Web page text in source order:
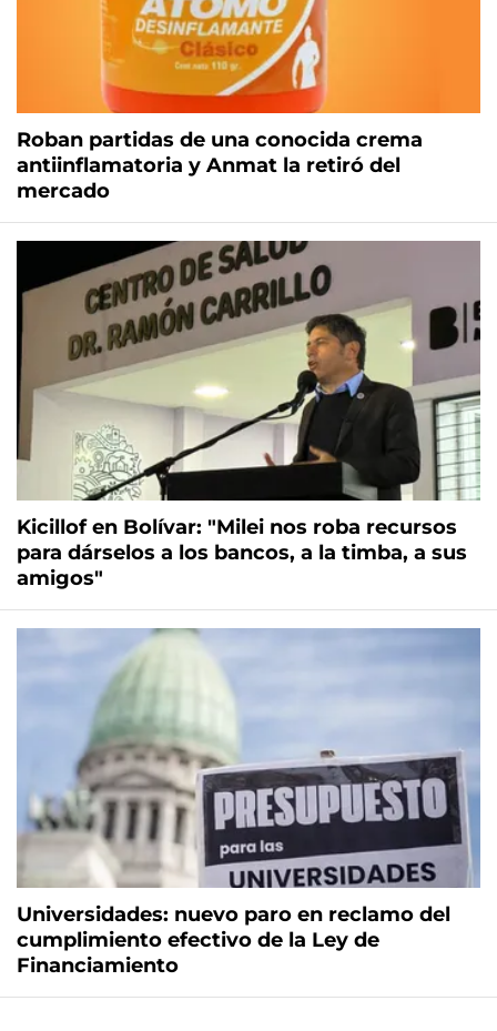
Roban partidas de una conocida crema
antiinflamatoria y Anmat la retiró del
mercado
Kicillof en Bolívar: "Milei nos roba recursos
para dárselos a los bancos, a la timba, a sus
amigos"
Universidades: nuevo paro en reclamo del
cumplimiento efectivo de la Ley de
Financiamiento